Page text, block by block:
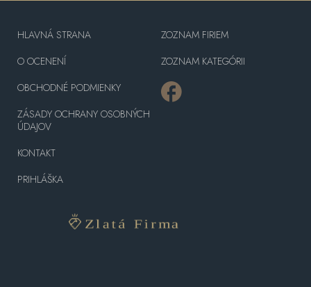
HLAVNÁ STRANA
O OCENENÍ
OBCHODNÉ PODMIENKY
ZÁSADY OCHRANY OSOBNÝCH
ÚDAJOV
KONTAKT
PRIHLÁŠKA
ZOZNAM FIRIEM
ZOZNAM KATEGÓRII